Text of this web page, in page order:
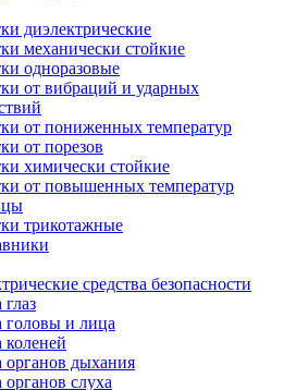
диэлектрические
механически стойкие
одноразовые
от вибраций и ударных
от пониженных температур
от порезов
химически стойкие
от повышенных температур
трикотажные
средства безопасности
головы и лица
коленей
органов дыхания
слуха